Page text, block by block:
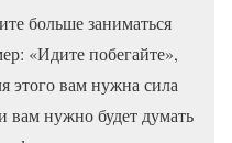
больше заниматься
«Идите побегайте»,
вам нужна сила
вам нужно будет думать